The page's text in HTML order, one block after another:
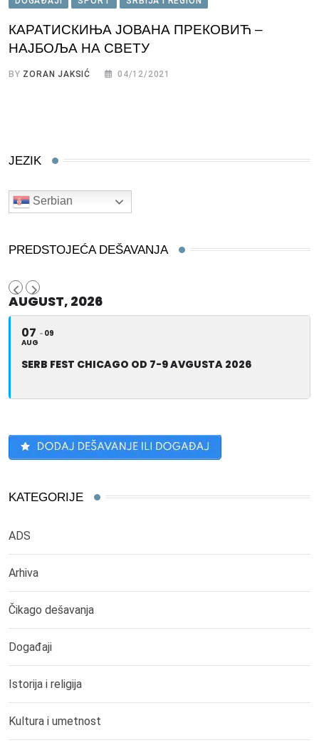
КАРАТИСКИЊА ЈОВАНА ПРЕКОВИЋ –
НАЈБОЉА НА СВЕТУ
BY ZORAN JAKSIĆ 04/12/2021
JEZIK
Serbian
PREDSTOJEĆA DEŠAVANJA
AUGUST, 2026
07
AUG
09
SERB FEST CHICAGO OD 7-9 AVGUSTA 2026
KATEGORIJE
ADS
Arhiva
Čikago dešavanja
Događaji
Istorija i religija
Kultura i umetnost